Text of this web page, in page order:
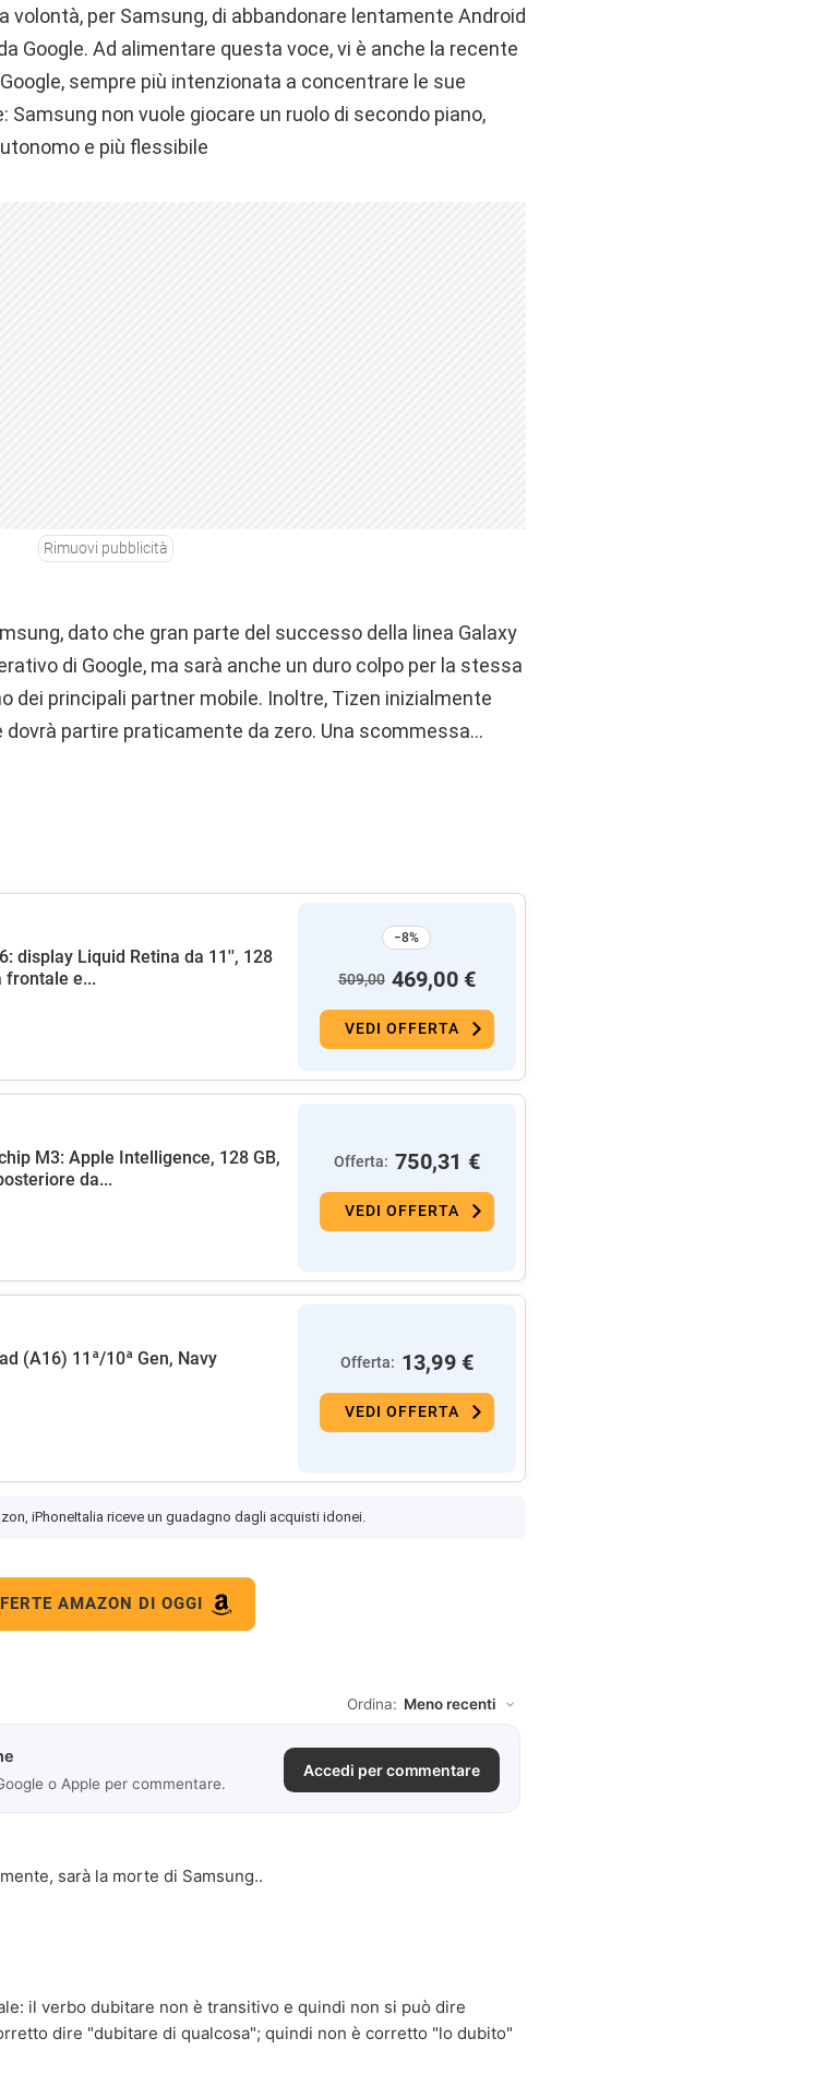
volontà, per Samsung, di abbandonare lentamente Android
Google. Ad alimentare questa voce, vi è anche la recente
sempre più intenzionata a concentrare le sue
non vuole giocare un ruolo di secondo piano,
e più flessibile
Rimuovi pubblicità
dato che gran parte del successo della linea Galaxy
di Google, ma sarà anche un duro colpo per la stessa
dei principali partner mobile. Inoltre, Tizen inizialmente
dovrà partire praticamente da zero. Una scommessa…
display Liquid Retina da 11'', 128
frontale e...
−8%
509,00 469,00 €
VEDI OFFERTA
M3: Apple Intelligence, 128 GB,
da...
Offerta: 750,31 €
VEDI OFFERTA
(A16) 11ª/10ª Gen, Navy Offerta: 13,99 €
VEDI OFFERTA
iPhoneItalia riceve un guadagno dagli acquisti idonei.
AMAZON DI OGGI
Ordina:
o Apple per commentare.
Accedi per commentare
sarà la morte di Samsung..
il verbo dubitare non è transitivo e quindi non si può dire
dire "dubitare di qualcosa"; quindi non è corretto "lo dubito"